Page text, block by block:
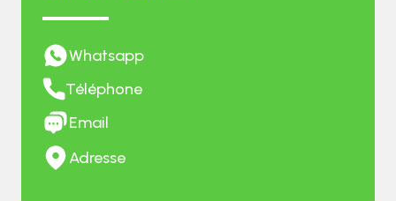
Whatsapp
Téléphone
Email
Adresse